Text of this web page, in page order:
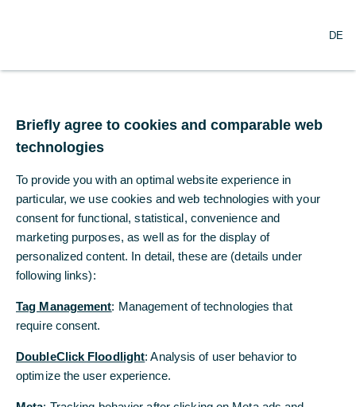
a
i
Enterprise Ethereum
Alliance bei
20.06.2018
Weltweites Blockchain-Konsortium für
industrieübergreifende Kooperationen
Hessenmüller: „Zukunftstechnologien bergen
großes Potenzial für die Weiterentwicklung des
Bankgeschäfts“
DE
Briefly agree to cookies and comparable web
technologies
To provide you with an optimal website experience in
particular, we use cookies and web technologies with your
consent for functional, statistical, convenience and
marketing purposes, as well as for the display of
personalized content. In detail, these are (details under
following links):
Tag Management: Management of technologies that
require consent.
DoubleClick Floodlight: Analysis of user behavior to
optimize the user experience.